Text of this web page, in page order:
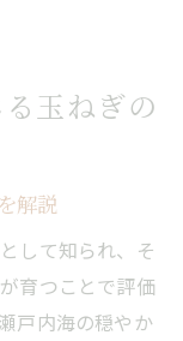
玉ねぎの
解説
して知られ、そ
育つことで評価
戸内海の穏やか